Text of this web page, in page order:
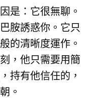
是：它很無聊。
胺誘惑你。它只
的清晰度運作。
，他只需要用簡
持有他信任的，
。